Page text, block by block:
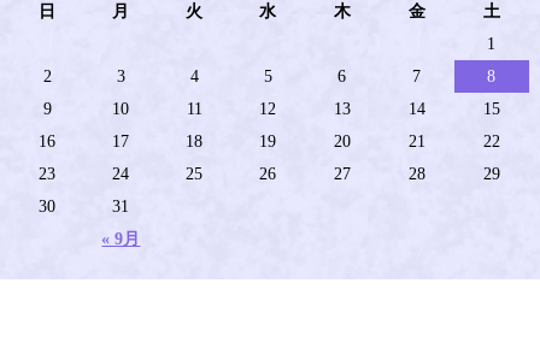
日 月 火 水 木 金 土
« 9月
1
2
3 4 5 6 7
8
9
10 11 12 13 14
15
16
17 18 19 20 21
22
23
24 25 26 27 28
29
30
31